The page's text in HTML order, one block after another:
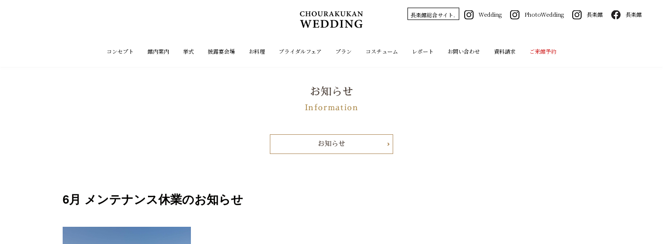
長楽館総合サイト. Wedding PhotoWedding 長楽館 長楽館
コンセプト 館内案内 挙式 披露宴会場 お料理 ブライダルフェア プラン コスチューム レポート お問い合わせ 資料請求 ご来館予約
お知らせ
Information
お知らせ
6月 メンテナンス休業のお知らせ